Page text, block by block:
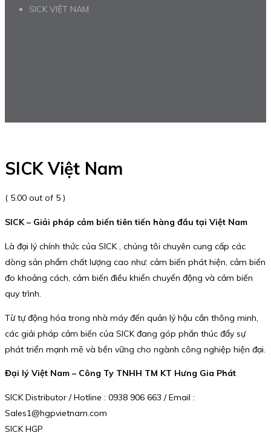
SICK VIỆT NAM
SICK Việt Nam
( 5.00 out of 5 )
SICK – Giải pháp cảm biến tiên tiến hàng đầu tại Việt Nam
Là đại lý chính thức của SICK , chúng tôi chuyên cung cấp các
dòng sản phẩm chất lượng cao như: cảm biến phát hiện, cảm biến
đo khoảng cách, cảm biến điều khiển chuyển động và cảm biến
quy trình.
Từ tự động hóa trong nhà máy đến quản lý hậu cần thông minh,
các giải pháp cảm biến của SICK đang góp phần thúc đẩy sự
phát triển mạnh mẽ và bền vững cho ngành công nghiệp hiện đại.
Đại lý Việt Nam – Công Ty TNHH TM KT Hưng Gia Phát
SICK Distributor / Hotline : 0938 906 663 / Email :
Sales1@hgpvietnam.com
SICK HGP